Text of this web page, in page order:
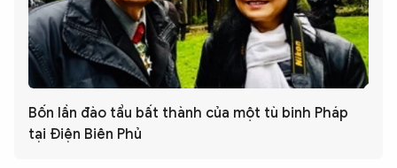
Bốn lần đào tẩu bất thành của một tù binh Pháp
tại Điện Biên Phủ